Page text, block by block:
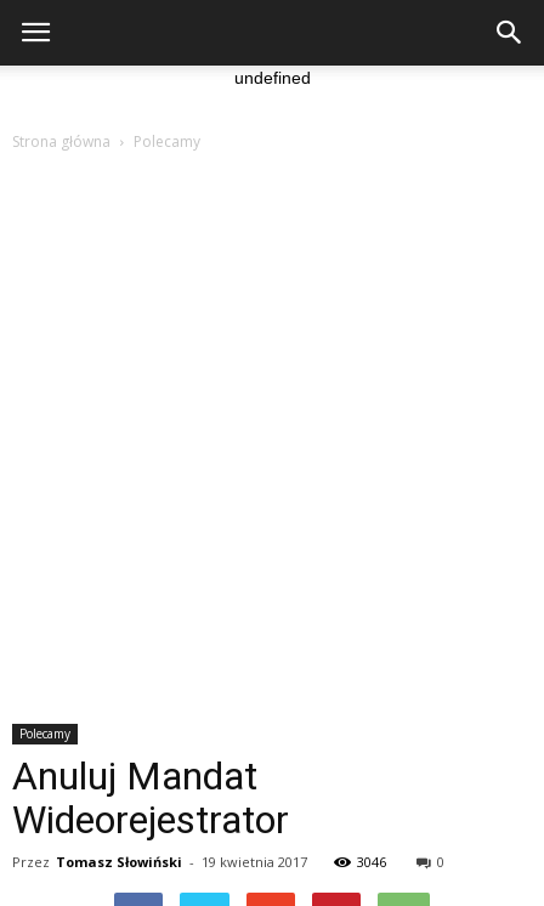
undefined
Strona główna Polecamy
Polecamy
Anuluj Mandat
Wideorejestrator
Przez Tomasz Słowiński - 19 kwietnia 2017 3046 0